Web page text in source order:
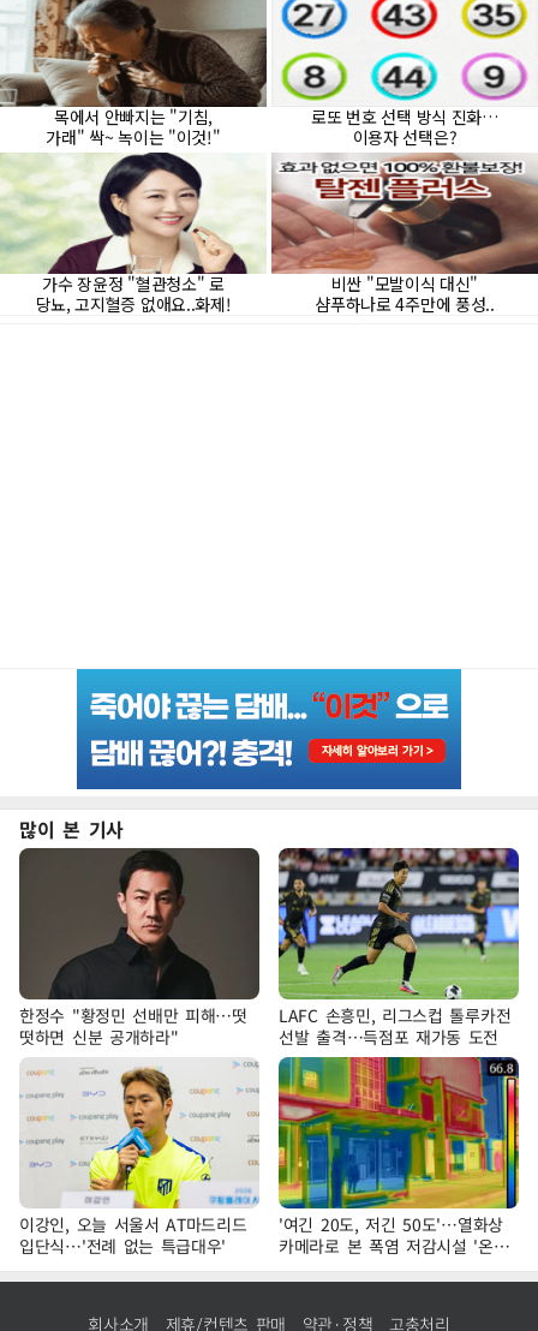
많이 본 기사
한정수 "황정민 선배만 피해…떳
떳하면 신분 공개하라"
LAFC 손흥민, 리그스컵 톨루카전
선발 출격…득점포 재가동 도전
이강인, 오늘 서울서 AT마드리드
입단식…'전례 없는 특급대우'
'여긴 20도, 저긴 50도'…열화상
카메라로 본 폭염 저감시설 '온도
차'
회사소개 제휴/컨텐츠 판매 약관·정책 고충처리